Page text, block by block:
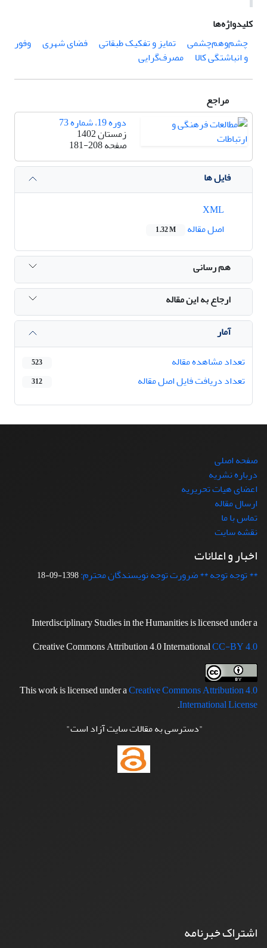
کلیدواژه‌ها
چشم‌وهم‌چشمی
تمایز و تفکیک طبقاتی فضای شهری
وفور
و انباشتگی کالا
مصرف‌‌گرایی
مراجع
دوره 19، شماره 73
زمستان 1402
صفحه181-208
فایل ها
اصل مقاله
1.32 M
هم رسانی
ارجاع به این مقاله
آمار
تعداد مشاهده مقاله
523
تعداد دریافت فایل اصل مقاله 312
صفحه اصلی
درباره نشریه
اعضای هیات تحریریه
ارسال مقاله
تماس با ما
نقشه سایت
اخبار و اعلانات
** توجه توجه ** ضرورت توجه نویسندگان محترم:1398-09-18
Interdisciplinary Studies in the Humanities is licensed under a
Creative Commons Attribution 4.0 InternationalCC-BY 4.0
This work is licensed under aCreative Commons Attribution 4.0
International License
.
"دسترسی به مقالات سایت آزاد است"
اشتراک خبرنامه